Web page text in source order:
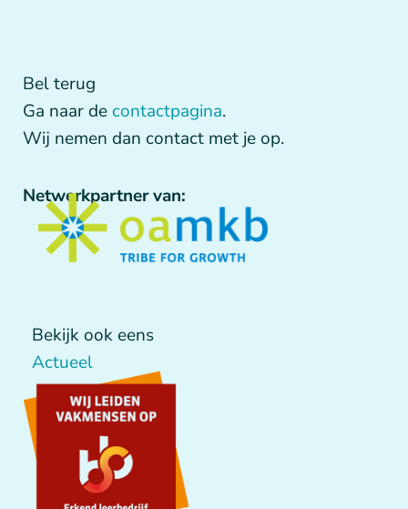
Bel terug
Ga naar de contactpagina.
Wij nemen dan contact met je op.
Netwerkpartner van:
Bekijk ook eens
Actueel